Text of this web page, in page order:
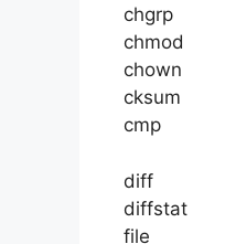
chgrp
chmod
chown
cksum
cmp
diff
diffstat
file